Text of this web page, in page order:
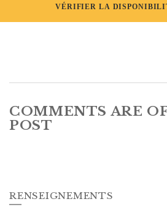
COMMENTS ARE
POST
RENSEIGNEMENTS